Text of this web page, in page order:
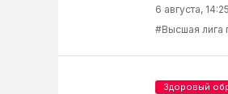
6 августа, 14:25
#Высшая лига
Здоровый